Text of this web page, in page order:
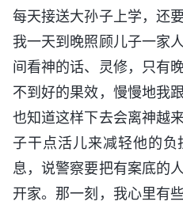
每天接送大孙子上学，还
我一天到晚照顾儿子一家
间看神的话、灵修，只有
不到好的果效，慢慢地我
也知道这样下去会离神越
子干点活儿来减轻他的
息，说警察要把有案底的
开家。那一刻，我心里有